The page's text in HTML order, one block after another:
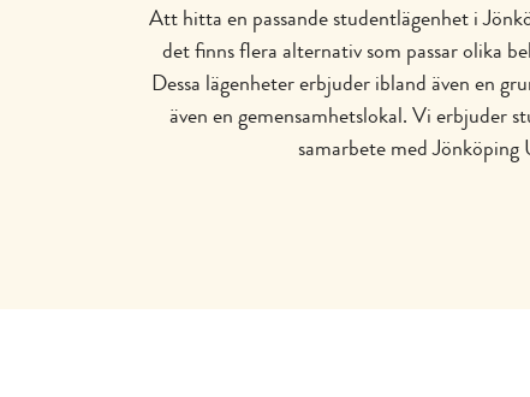
Att hitta en passande studentlägenhet i
det finns flera alternativ som passar olika
Dessa lägenheter erbjuder ibland även en
även en gemensamhetslokal. Vi erbjuder
samarbete med